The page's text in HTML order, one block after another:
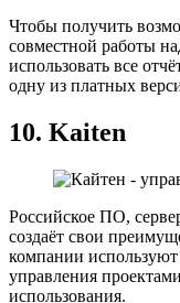
Чтобы получить
совместной работы
использовать все
одну из платных
10. Kaiten
Российское ПО,
создаёт свои
компании
управления
использования.